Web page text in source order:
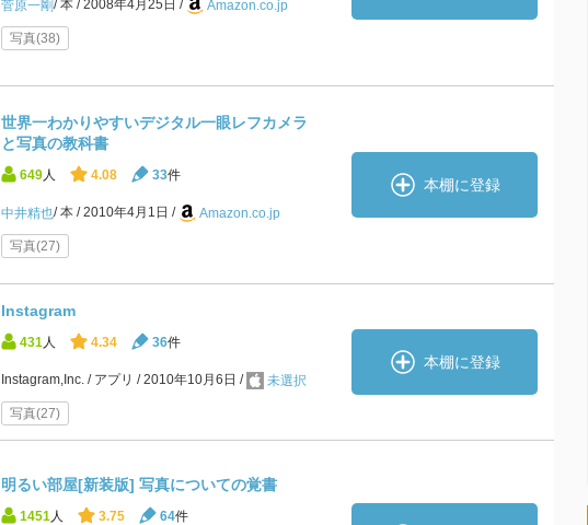
菅原一剛 本 2008年4月25日 Amazon.co.jp
写真(38)
世界一わかりやすいデジタル一眼レフカメラ
と写真の教科書
649 人 4.08 33件
中井精也 本 2010年4月1日 Amazon.co.jp
写真(27)
本棚に登録
Instagram
431 人 4.34 36件
Instagram,Inc. アプリ 2010年10月6日 未選択
写真(27)
本棚に登録
明るい部屋[新装版] 写真についての覚書
1451 人 3.75 64件